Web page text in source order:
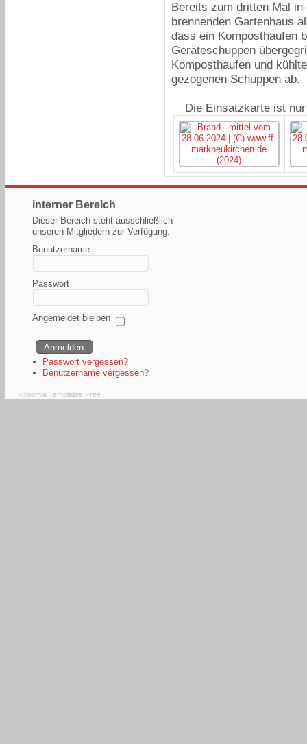
Bereits zum dritten Mal
brennenden Gartenhaus
dass ein Komposthaufen
Geräteschuppen
Komposthaufen und
gezogenen Schuppen ab.
Die Einsatzkarte ist
interner Bereich
Dieser Bereich steht ausschließlich
unseren Mitgliedern zur Verfügung.
Benutzername
Passwort
Angemeldet bleiben
Passwort vergessen?
Benutzername vergessen?
<Joomla Templates Free